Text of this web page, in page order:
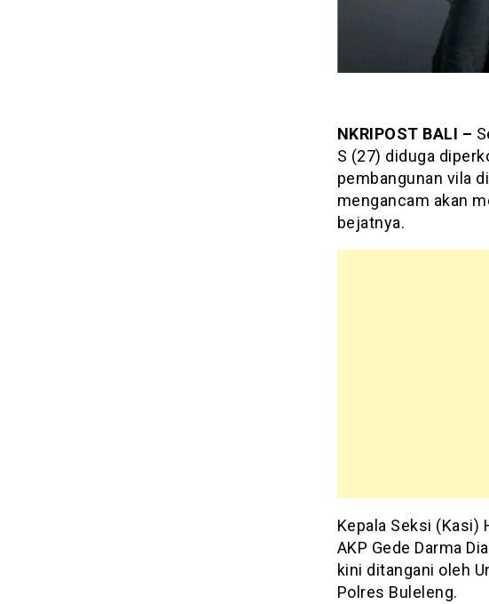
NKRIPOST BALI –
S (27) diduga
pembangunan vila
mengancam akan
bejatnya.
Kepala Seksi (Kasi)
AKP Gede Darma
kini ditangani oleh
Polres Buleleng.